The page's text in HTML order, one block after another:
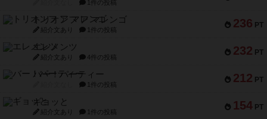
1件の投稿
236 PT
トリオンフ ア マレンゴ
紹介文あり 1件の投稿
232 PT
エレメンツ
紹介文あり 4件の投稿
212 PT
バー！パーティー
1件の投稿
154 PT
ギョッと
紹介文あり 1件の投稿